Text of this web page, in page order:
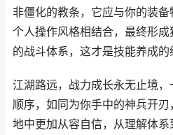
非僵化的教条，它应与你的装
个人操作风格相结合，最终形
的战斗体系，这才是技能养成的
江湖路远，战力成长永无止境
顺序，如同为你手中的神兵开
地中更加从容自信，从理解体